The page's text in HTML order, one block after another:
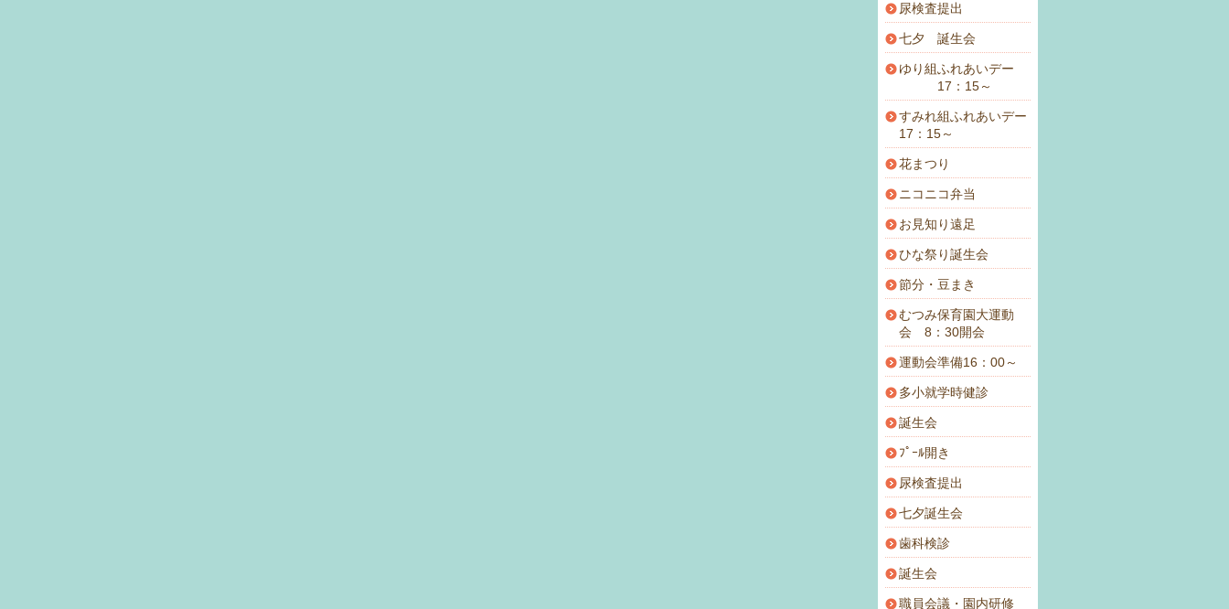
尿検査提出
七夕 誕生会
ゆり組ふれあいデー
17：15～
すみれ組ふれあいデー
17：15～
花まつり
ニコニコ弁当
お見知り遠足
ひな祭り誕生会
節分・豆まき
むつみ保育園大運動
会 8：30開会
運動会準備16：00～
多小就学時健診
誕生会
ﾌﾟｰﾙ開き
尿検査提出
七夕誕生会
歯科検診
誕生会
職員会議・園内研修